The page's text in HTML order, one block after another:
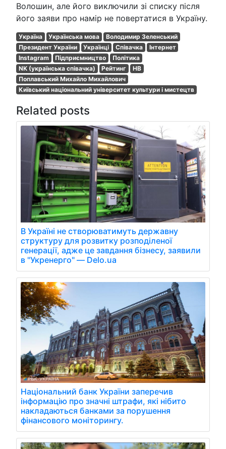
Волошин, але його виключили зі списку після
його заяви про намір не повертатися в Україну.
Україна Українська мова
Володимир Зеленський
Президент України
Українці Співачка
Інтернет
Instagram
Підприємництво
Політика
NK (українська співачка)
Рейтинг
НВ
Поплавський Михайло Михайлович
Київський національний університет культури і мистецтв
Related posts
В Україні не створюватимуть державну
структуру для розвитку розподіленої
генерації, адже це завдання бізнесу, заявили
в "Укренерго" — Delo.ua
Національний банк України заперечив
інформацію про значні штрафи, які нібито
накладаються банками за порушення
фінансового моніторингу.